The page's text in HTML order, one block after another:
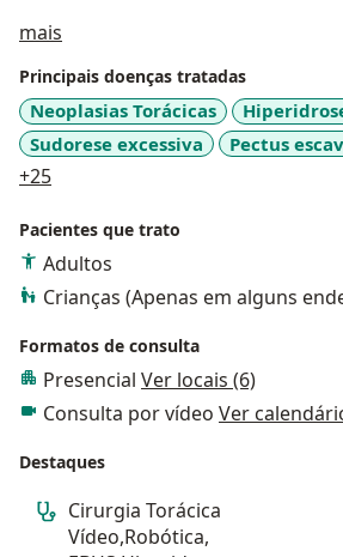
mais
Principais doenças tratadas
Neoplasias Torácicas
Sudorese excessiva
Pectus
+25a11y_sr_more_diseases
Pacientes que trato
Adultos
Crianças (Apenas em alguns
Formatos de consulta
Presencial Ver locais (6)
Consulta por vídeo Ver
Destaques
Cirurgia Torácica
Vídeo,Robótica,